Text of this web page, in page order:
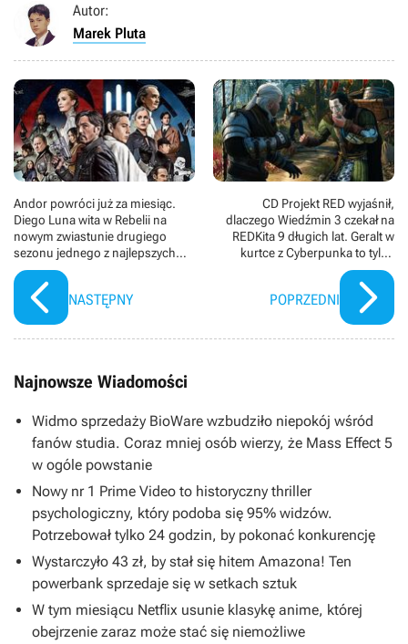
Autor:
Marek Pluta
Andor powróci już za miesiąc.
Diego Luna wita w Rebelii na
nowym zwiastunie drugiego
sezonu jednego z najlepszych
seriali Star Wars
NASTĘPNY
CD Projekt RED wyjaśnił,
dlaczego Wiedźmin 3 czekał na
REDKita 9 długich lat. Geralt w
kurtce z Cyberpunka to tylko
jeden z wielu powodów
POPRZEDNI
Najnowsze Wiadomości
Widmo sprzedaży BioWare wzbudziło niepokój wśród
fanów studia. Coraz mniej osób wierzy, że Mass Effect 5
w ogóle powstanie
Nowy nr 1 Prime Video to historyczny thriller
psychologiczny, który podoba się 95% widzów.
Potrzebował tylko 24 godzin, by pokonać konkurencję
Wystarczyło 43 zł, by stał się hitem Amazona! Ten
powerbank sprzedaje się w setkach sztuk
W tym miesiącu Netflix usunie klasykę anime, której
obejrzenie zaraz może stać się niemożliwe